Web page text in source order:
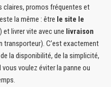
claires, promos fréquentes et
la même : être le site le
livrer vite avec une livraison
transporteur). C’est exactement
la disponibilité, de la simplicité,
voulez éviter la panne ou